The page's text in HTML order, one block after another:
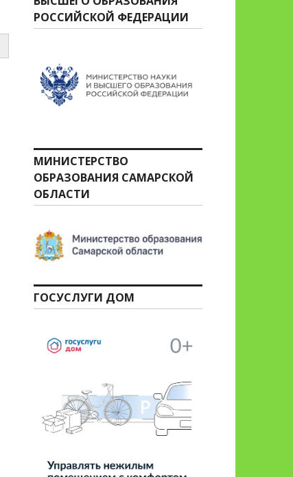
РОССИЙСКОЙ ФЕДЕРАЦИИ
МИНИСТЕРСТВО
ОБРАЗОВАНИЯ САМАРСКОЙ
ОБЛАСТИ
ГОСУСЛУГИ ДОМ